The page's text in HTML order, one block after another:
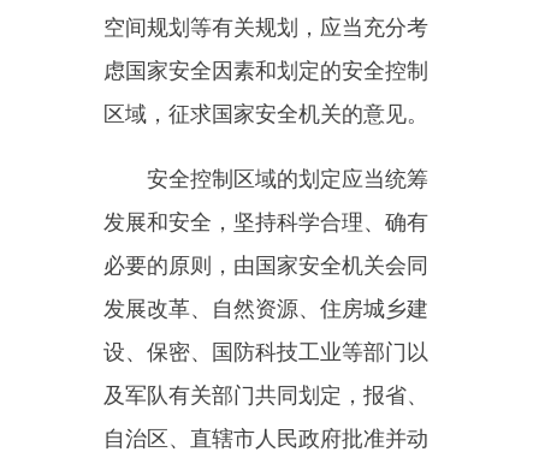
律规定的职权。
第二十四条国家安全机关工作
人员依法执行反间谍工作任务时，
明，向有关个人和组织问询有关情
况，对身份不明、有间谍行为嫌疑
的人员，可以查看其随带物品。
人员依法执行反间谍工作任务时，
经设区的市级以上国家安全机关负